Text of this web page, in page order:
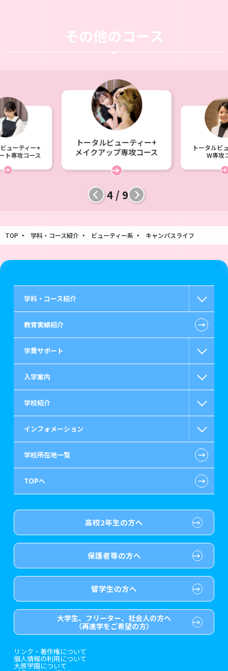
その他のコース
ューティー+
ト専攻コース
トータルビューティー+
メイクアップ専攻コース
トータルビ
W専攻
5 / 9
TOP 学科・コース紹介 ビューティー系 キャンパスライフ
学科・コース紹介
国家公務員・地方公務員系
警察官・消防官系
救急救命士系
公認会計士・税理士系
ビジネス系
情報IT系
ゲーム・CG・デザイン系
歯科衛生士系
保育士・幼稚園教諭系
ホテル・鉄道・トラベル系
ブライダル系
ビューティー系
教育実績紹介 ←
学費サポート
高等教育の修学支援新制度
日本学生支援機構の奨学金
国の教育ローン
提携教育ローン
保育士修学資金貸付制度
専門実践教育訓練給付金制度
試験による特待生制度
資格・クラブ活動による特待生制度
入学案内
一般入学
AO入学
指定校推薦入学
特別推薦入学
ボランティア・クラブ・生徒会活動推薦入学
大学生・短期大学生特別入学
東京経営大学への3年次編入学
短期大学との併修
入学前のお勧め学習システム
学校紹介
在校生からあなたへ
施設・研修所
学生寮・マンションのご案内
大原学園グループ案内
インフォメーション
お知らせ・新着情報
在校生へのお知らせ
各種証明書の発行ご希望の方
（2019年3月以降の卒業生）
学校所在地一覧 ←
TOPへ ←
高校2年生の方へ
保護者等の方へ
留学生の方へ
大学生、フリーター、社会人の方へ
（再進学をご希望の方）
リンク・著作権について
個人情報の利用について
大原学園について